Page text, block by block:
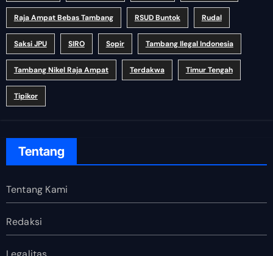
Raja Ampat Bebas Tambang RSUD Buntok Rudal
Saksi JPU SIRO Sopir Tambang Ilegal Indonesia
Tambang Nikel Raja Ampat Terdakwa Timur Tengah
Tipikor
Tentang
Tentang Kami
Redaksi